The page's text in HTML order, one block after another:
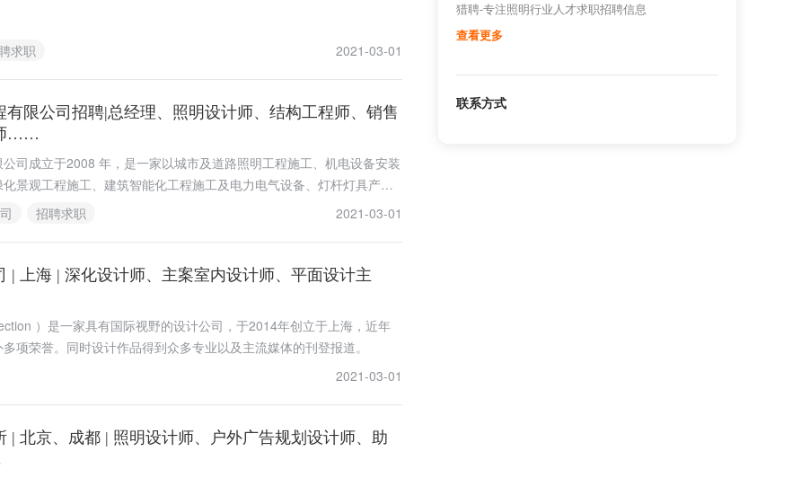
求职 2021-03-01
有限公司招聘|总经理、照明设计师、结构工程师、销售
……
司成立于2008 年，是一家以城市及道路照明工程施工、机电设备安装
景观工程施工、建筑智能化工程施工及电力电气设备、灯杆灯具产
体的专业化公司。
招聘求职 2021-03-01
| 上海 | 深化设计师、主案室内设计师、平面设计主
）是一家具有国际视野的设计公司，于2014年创立于上海，近年
项荣誉。同时设计作品得到众多专业以及主流媒体的刊登报道。
2021-03-01
| 北京、成都 | 照明设计师、户外广告规划设计师、助
猎聘-专注照明行业人才求职招聘信息
查看更多
联系方式